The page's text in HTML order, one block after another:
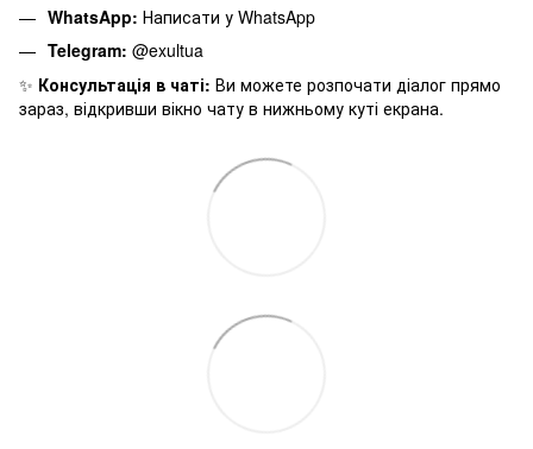
WhatsApp: Написати у WhatsApp
Telegram: @exultua
✨ Консультація в чаті: Ви можете розпочати діалог прямо
зараз, відкривши вікно чату в нижньому куті екрана.